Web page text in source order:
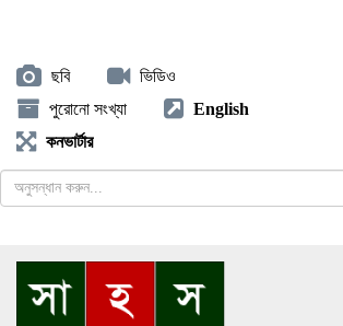
ছবি
ভিডিও
পুরোনো সংখ্যা
English
কনভার্টার